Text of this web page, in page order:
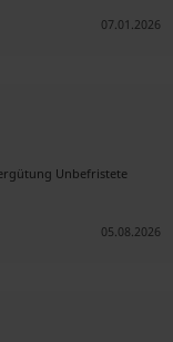
07.01.2026
Unbefristete
05.08.2026